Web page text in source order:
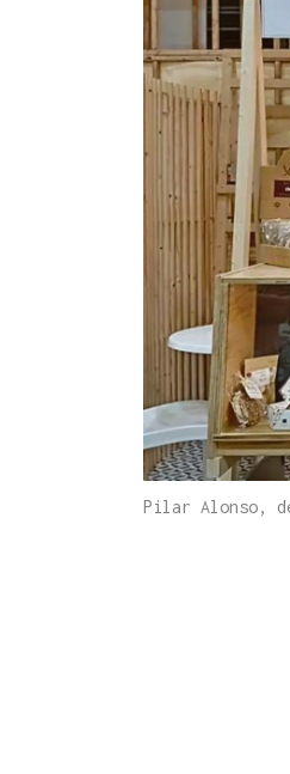
Pilar Alonso,